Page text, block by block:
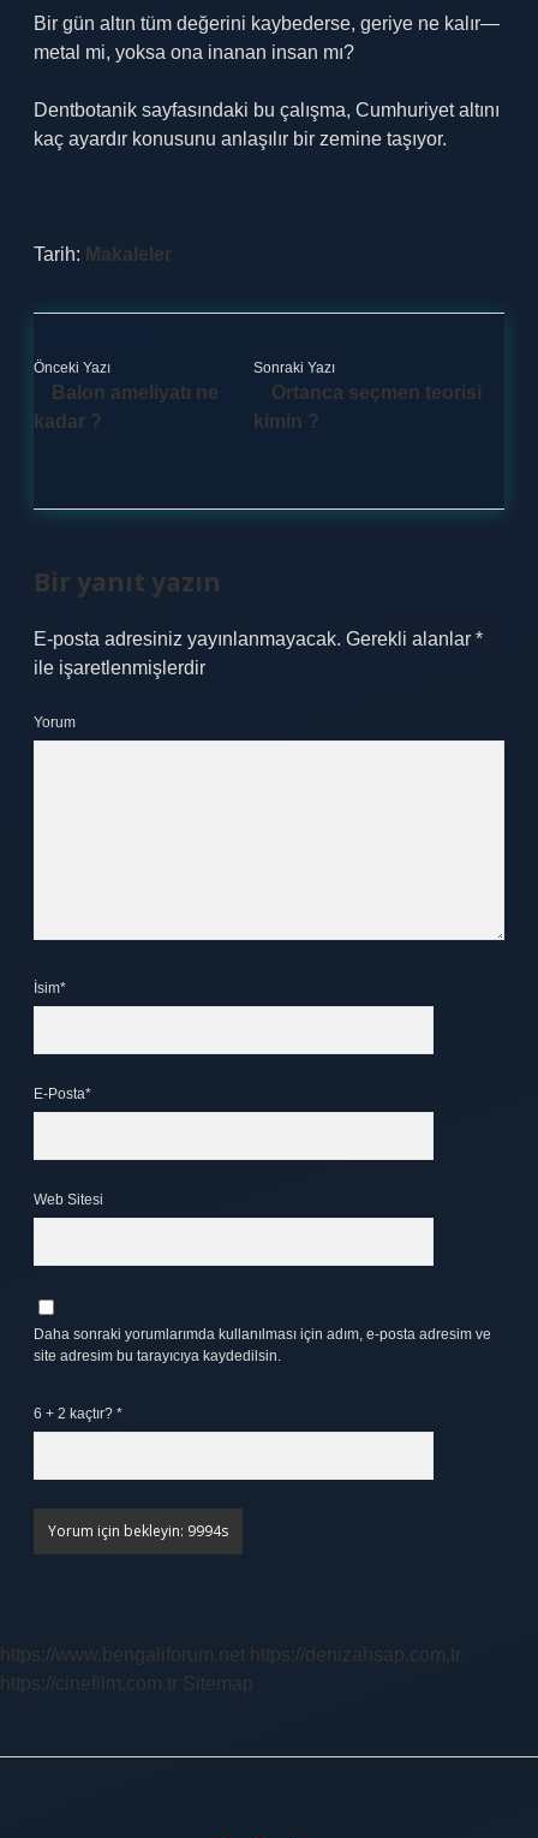
Bir gün altın tüm değerini kaybederse, geriye ne kalır—
metal mi, yoksa ona inanan insan mı?
Dentbotanik sayfasındaki bu çalışma, Cumhuriyet altını
kaç ayardır konusunu anlaşılır bir zemine taşıyor.
Tarih: Makaleler
Önceki Yazı
Balon ameliyatı ne
kadar ?
Sonraki Yazı
Ortanca seçmen teorisi
kimin ?
Bir yanıt yazın
E-posta adresiniz yayınlanmayacak. Gerekli alanlar *
ile işaretlenmişlerdir
Yorum
İsim*
E-Posta*
Web Sitesi
Daha sonraki yorumlarımda kullanılması için adım, e-posta adresim ve
site adresim bu tarayıcıya kaydedilsin.
6 + 2 kaçtır? *
https://www.bengaliforum.net https://denizahsap.com.tr
https://cinefilm.com.tr Sitemap